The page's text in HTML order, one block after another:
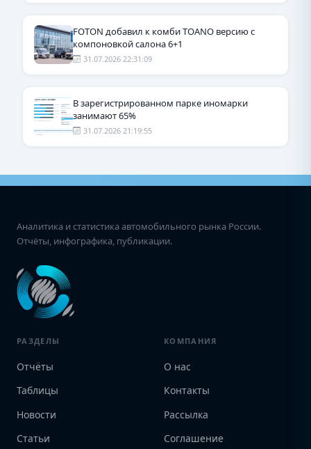
FOTON добавил к комби TOANO версию с
компоновкой салона 6+1
31.07.2026 22:31:09
В зарегистрированном парке иномарки
занимают 65%
31.07.2026 21:19:55
Аналитика и статистика автомобильного рынка России.
Отчёты, инфографика, публикации.
РАЗДЕЛЫ
Отчёты
Таблицы
Новости
Статьи
КОМПАНИЯ
О нас
Контакты
Рассылка
Соглашение